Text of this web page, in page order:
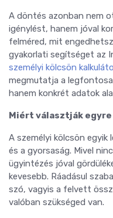
A döntés azonban nem
igénylést, hanem jóval
felméred, mit
gyakorlati segítséget az
személyi kölcsön
megmutatja a
hanem konkrét adatok
Miért választják
A személyi kölcsön egyik
és a gyorsaság. Mivel
ügyintézés jóval
kevesebb. Ráadásul
szó, vagyis a felvett
valóban szükséged van.